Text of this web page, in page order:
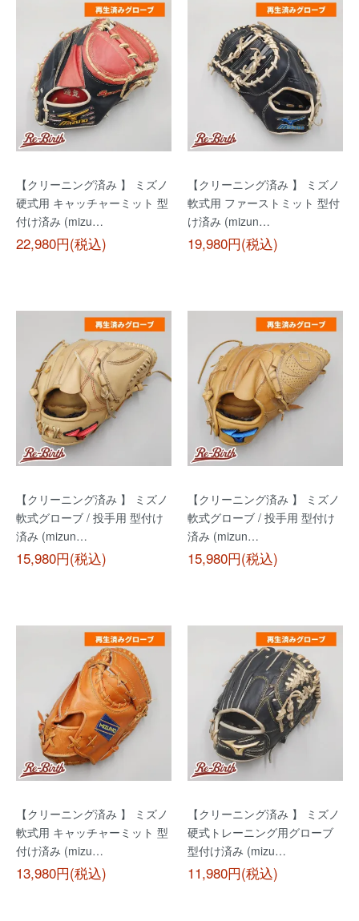
【クリーニング済み 】 ミズノ
硬式用 キャッチャーミット 型
付け済み (mizu…
22,980円(税込)
【クリーニング済み 】 ミズノ
軟式用 ファーストミット 型付
け済み (mizun…
19,980円(税込)
【クリーニング済み 】 ミズノ
軟式グローブ / 投手用 型付け
済み (mizun…
15,980円(税込)
【クリーニング済み 】 ミズノ
軟式グローブ / 投手用 型付け
済み (mizun…
15,980円(税込)
【クリーニング済み 】 ミズノ
軟式用 キャッチャーミット 型
付け済み (mizu…
13,980円(税込)
【クリーニング済み 】 ミズノ
硬式トレーニング用グローブ
型付け済み (mizu…
11,980円(税込)